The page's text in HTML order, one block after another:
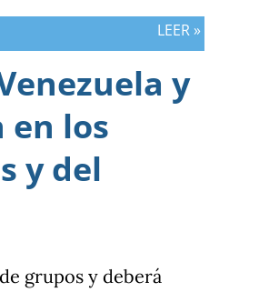
el mismo número de
LEER »
y
en los
y del
grupos y deberá